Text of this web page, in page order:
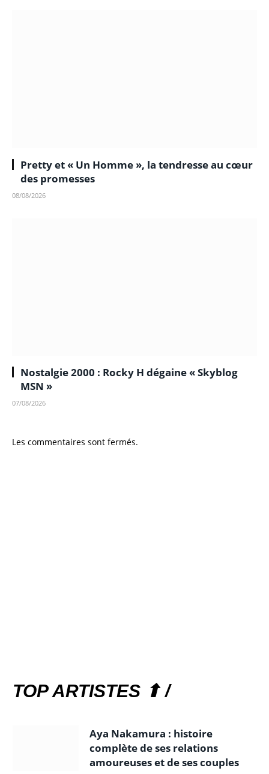
Pretty et « Un Homme », la tendresse au cœur
des promesses
08/08/2026
Nostalgie 2000 : Rocky H dégaine « Skyblog
MSN »
07/08/2026
Les commentaires sont fermés.
TOP ARTISTES ⬆ /
Aya Nakamura : histoire
complète de ses relations
amoureuses et de ses couples